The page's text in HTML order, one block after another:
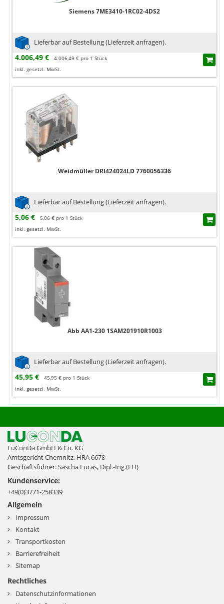
Siemens 7ME3410-1RC02-4DS2
Lieferbar auf Bestellung (Lieferzeit anfragen).
4.006,49 €
4.006,49 € pro 1 Stück
inkl. gesetzl. MwSt.
Weidmüller DRI424024LD 7760056336
Lieferbar auf Bestellung (Lieferzeit anfragen).
5,06 €
5,06 € pro 1 Stück
inkl. gesetzl. MwSt.
Abb AA1-230 1SAM201910R1003
Lieferbar auf Bestellung (Lieferzeit anfragen).
45,95 €
45,95 € pro 1 Stück
inkl. gesetzl. MwSt.
LuConDa GmbH & Co. KG
Amtsgericht Chemnitz, HRA 6678
Geschäftsführer: Sascha Lucas, Dipl.-Ing.(FH)
Kundenservice:
+49(0)3771-258339
Allgemein
Impressum
Kontakt
Transportkosten
Barrierefreiheit
Sitemap
Rechtliches
Datenschutzinformationen